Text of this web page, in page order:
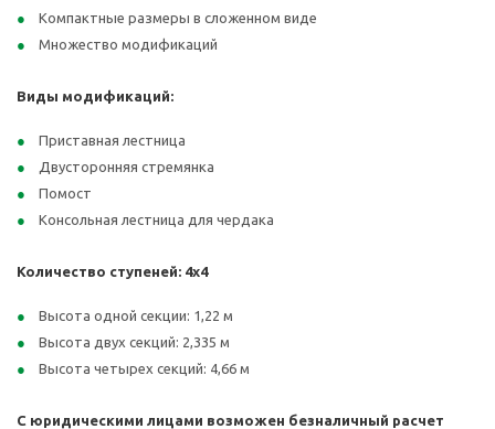
Компактные размеры в сложенном виде
Множество модификаций
Виды модификаций:
Приставная лестница
Двусторонняя стремянка
Помост
Консольная лестница для чердака
Количество ступеней: 4х4
Высота одной секции: 1,22 м
Высота двух секций: 2,335 м
Высота четырех секций: 4,66 м
С юридическими лицами возможен безналичный расчет